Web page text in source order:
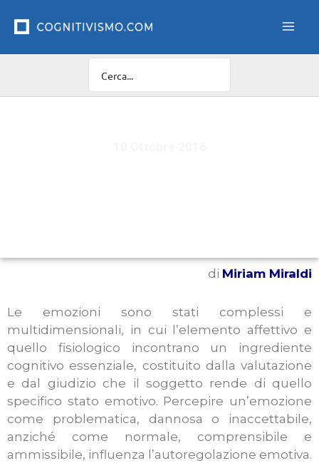
di Miriam Miraldi
Le emozioni sono stati complessi e
multidimensionali, in cui l’elemento affettivo e
quello fisiologico incontrano un ingrediente
cognitivo essenziale, costituito dalla valutazione
e dal giudizio che il soggetto rende di quello
specifico stato emotivo. Percepire un’emozione
come problematica, dannosa o inaccettabile,
anziché come normale, comprensibile e
ammissibile, influenza l’autoregolazione emotiva.